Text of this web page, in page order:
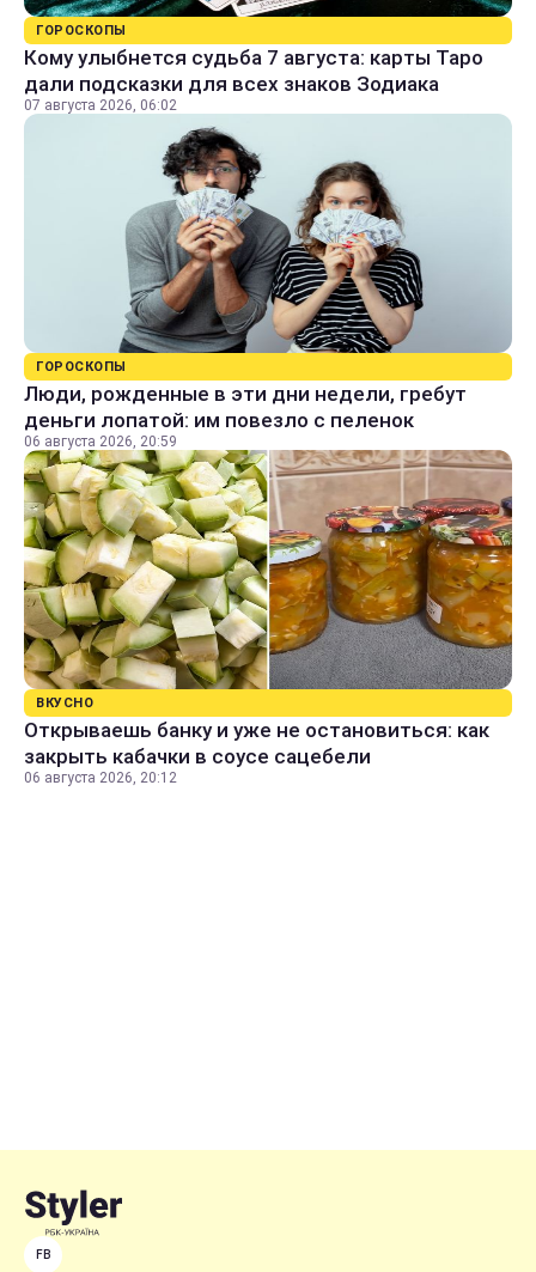
ГОРОСКОПЫ
Кому улыбнется судьба 7 августа: карты Таро
дали подсказки для всех знаков Зодиака
07 августа 2026, 06:02
ГОРОСКОПЫ
Люди, рожденные в эти дни недели, гребут
деньги лопатой: им повезло с пеленок
06 августа 2026, 20:59
ВКУСНО
Открываешь банку и уже не остановиться: как
закрыть кабачки в соусе сацебели
06 августа 2026, 20:12
FB